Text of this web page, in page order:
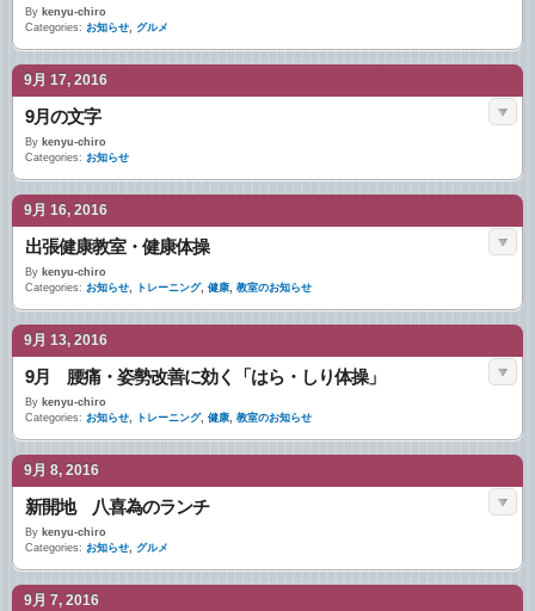
By kenyu-chiro
Categories: お知らせ, グルメ
9月 17, 2016
9月の文字
By kenyu-chiro
Categories: お知らせ
9月 16, 2016
出張健康教室・健康体操
By kenyu-chiro
Categories: お知らせ, トレーニング, 健康, 教室のお知らせ
9月 13, 2016
9月 腰痛・姿勢改善に効く「はら・しり体操」
By kenyu-chiro
Categories: お知らせ, トレーニング, 健康, 教室のお知らせ
9月 8, 2016
新開地 八喜為のランチ
By kenyu-chiro
Categories: お知らせ, グルメ
9月 7, 2016